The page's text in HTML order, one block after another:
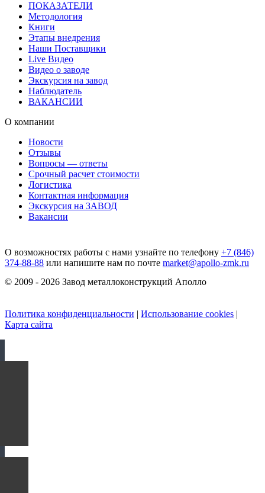
ПОКАЗАТЕЛИ
Методология
Книги
Этапы внедрения
Наши Поставщики
Live Видео
Видео о заводе
Экскурсия на завод
Наблюдатель
ВАКАНСИИ
О компании
Новости
Отзывы
Вопросы — ответы
Срочный расчет стоимости
Логистика
Контактная информация
Экскурсия на ЗАВОД
Вакансии
О возможностях работы с нами узнайте по телефону +7 (846)
374-88-88 или напишите нам по почте market@apollo-zmk.ru
© 2009 - 2026 Завод металлоконструкций Аполло
Политика конфиденциальности | Использование cookies |
Карта сайта